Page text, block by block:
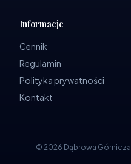
Informacje
Cennik
Regulamin
Polityka prywatności
Kontakt
© 2026 Dąbrowa Górnicza